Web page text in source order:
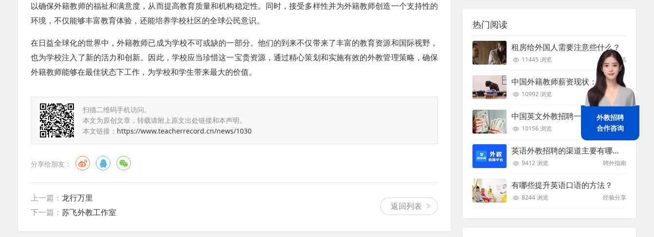
以确保外籍教师的福祉和满意度，从而提高教育质量和机构稳定性。同时，接受多样性并为外籍教师创造一个支持性的
环境，不仅能够丰富教育体验，还能培养学校社区的全球公民意识。
在日益全球化的世界中，外籍教师已成为学校不可或缺的一部分。他们的到来不仅带来了丰富的教育资源和国际视野，
也为学校注入了新的活力和创新。因此，学校应当珍惜这一宝贵资源，通过精心策划和实施有效的外教管理策略，确保
外籍教师能够在最佳状态下工作，为学校和学生带来最大的价值。
扫描二维码手机访问。
本文为原创文章，转载请附上原文出处链接和本声明。
本文链接： https://www.teacherrecord.cn/news/1030
分享给朋友：
返回列表
上一篇： 龙行万里
下一篇： 苏飞外教工作室
热门阅读
租房给外国人需要注意些什么？
11445 浏览 外教生活
中国外籍教师薪资现状：工资和待遇都非常高
10992 浏览 行业资讯
中国英文外教招聘一般的薪资是多少？
10156 浏览 行业资讯
英语外教招聘的渠道主要有哪些？
9412 浏览 聘外指南
有哪些提升英语口语的方法？
8244 浏览 经验分享
外教招聘
合作咨询